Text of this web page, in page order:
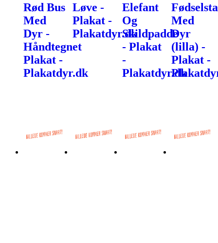
Rød Bus
Med
Dyr -
Håndtegnet
Plakat -
Plakatdyr.dk
Løve -
Plakat -
Plakatdyr.dk
Elefant
Og
Skildpadde
- Plakat
-
Plakatdyr.dk
Med
Dyr
(lilla) -
Plakat -